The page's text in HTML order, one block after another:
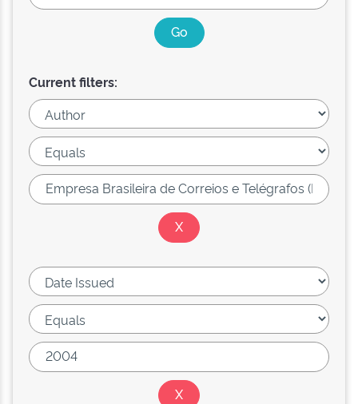
Current filters: